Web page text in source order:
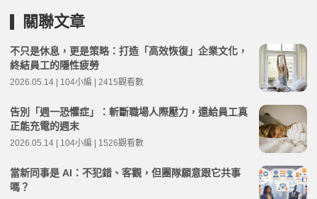
關聯文章
不只是休息，更是策略：打造「高效恢復」企業文化，
終結員工的隱性疲勞
2026.05.14 | 104小編 | 2415觀看數
告別「週一恐懼症」：斬斷職場人際壓力，還給員工真
正能充電的週末
2026.05.14 | 104小編 | 1526觀看數
當新同事是 AI：不犯錯、客觀，但團隊願意跟它共事
嗎？